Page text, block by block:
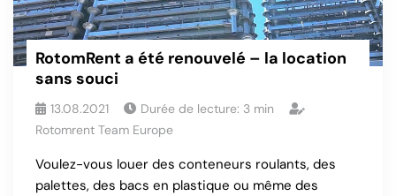
RotomRent a été renouvelé – la location
sans souci
13.08.2021 Durée de lecture: 3 min
Rotomrent Team Europe
Voulez-vous louer des conteneurs roulants, des
palettes, des bacs en plastique ou même des